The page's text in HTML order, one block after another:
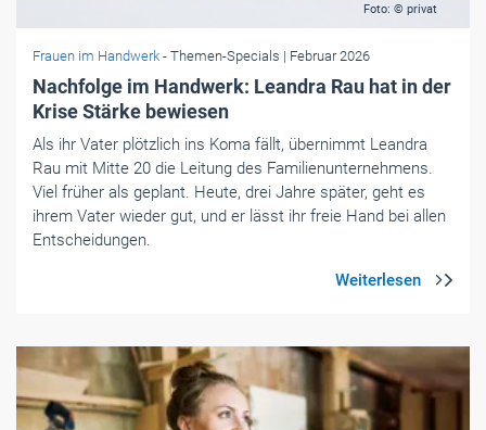
Foto: © privat
Frauen im Handwerk - Themen-Specials | Februar 2026
Nachfolge im Handwerk: Leandra Rau hat in der
Krise Stärke bewiesen
Als ihr Vater plötzlich ins Koma fällt, übernimmt Leandra
Rau mit Mitte 20 die Leitung des Familienunternehmens.
Viel früher als geplant. Heute, drei Jahre später, geht es
ihrem Vater wieder gut, und er lässt ihr freie Hand bei allen
Entscheidungen.